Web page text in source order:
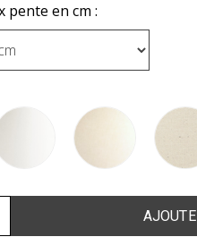
pente en cm :